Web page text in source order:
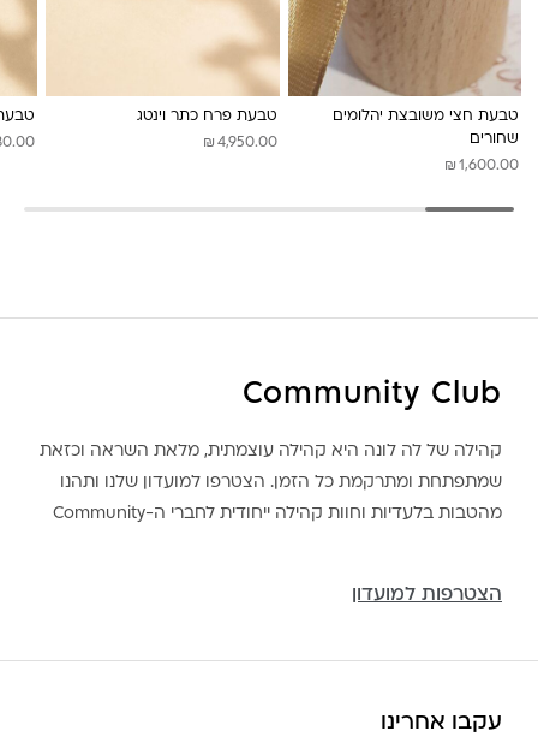
טבעת חצי משובצת יהלומים
שחורים
₪ 1,600.00
טבעת פרח כתר וינטג
₪ 4,950.00
Community Club
קהילה של לה לונה היא קהילה עוצמתית, מלאת השראה וכזאת
שמתפתחת ומתרקמת כל הזמן. הצטרפו למועדון שלנו ותהנו
מהטבות בלעדיות וחוות קהילה ייחודית לחברי ה-Community
הצטרפות למועדון
עקבו אחרינו